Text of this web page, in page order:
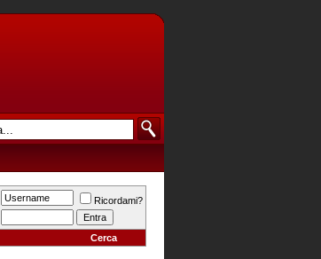
Ricordami?
Cerca